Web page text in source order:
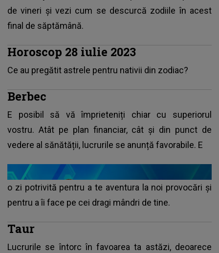
de vineri și vezi cum se descurcă zodiile în acest
final de săptămână.
Horoscop 28 iulie 2023
Ce au pregătit astrele pentru nativii din zodiac?
Berbec
E posibil să vă împrieteniți chiar cu superiorul
vostru. Atât pe plan financiar, cât și din punct de
vedere al sănătății, lucrurile se anunță favorabile. E
o zi potrivită pentru a te aventura la noi provocări și
pentru a îi face pe cei dragi mândri de tine.
Taur
Lucrurile se întorc în favoarea ta astăzi, deoarece